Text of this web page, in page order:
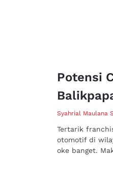
Potensi
Syahrial Maulana
Tertarik
otomotif di
oke banget.